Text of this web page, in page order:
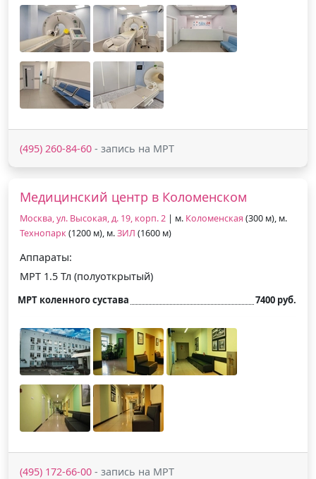
(495) 260-84-60 - запись на МРТ
Медицинский центр в Коломенском
Москва, ул. Высокая, д. 19, корп. 2 | м. Коломенская (300 м), м.
Технопарк(1200 м), м.ЗИЛ (1600 м)
Аппараты:
МРТ 1.5 Тл (полуоткрытый)
МРТ коленного сустава 7400 руб.
(495) 172-66-00 - запись на МРТ